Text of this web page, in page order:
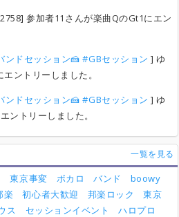
参加者11さんが楽曲QのGt1にエン
ンドセッション🍰 #GBセッション] ゆ
ントリーしました。
ンドセッション🍰 #GBセッション] ゆ
ントリーしました。
一覧を見る
東京事変 ボカロ バンド
boowy
楽 初心者大歓迎 邦楽ロック
東京
ス セッションイベント
ハロプロ